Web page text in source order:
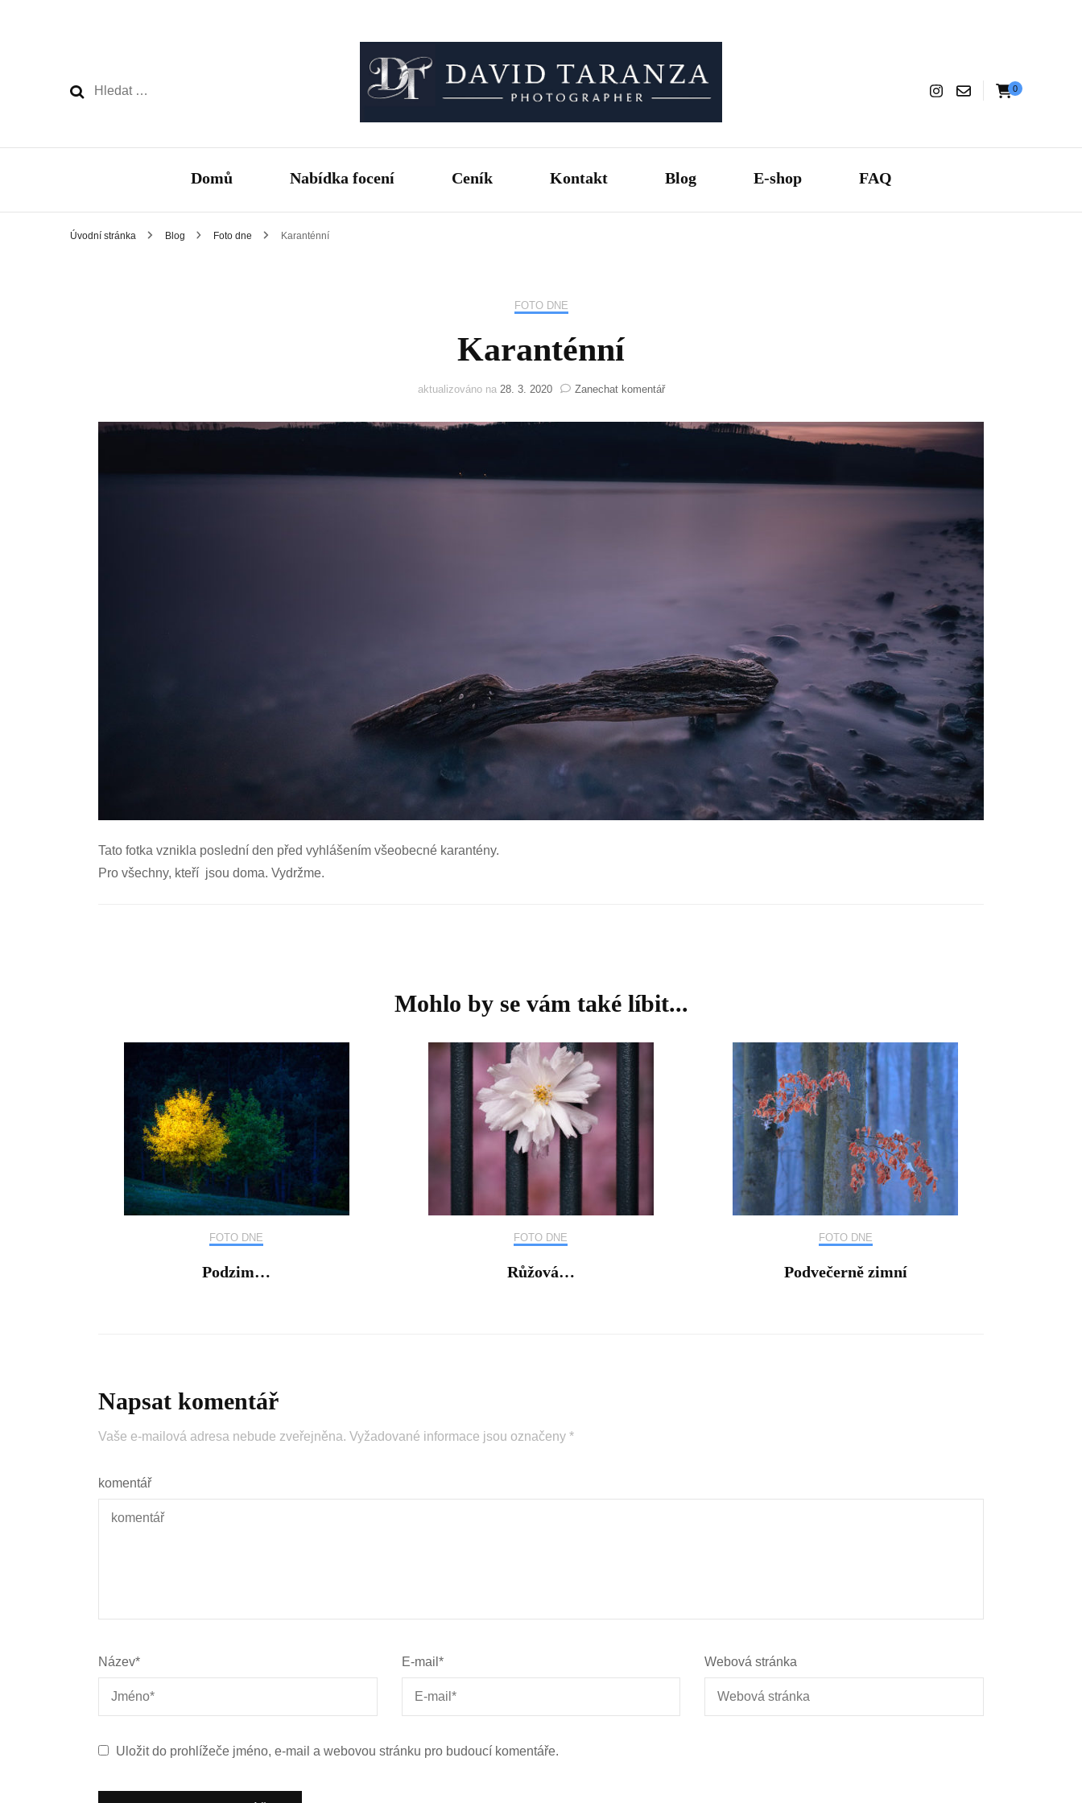
Vyhledávání
David Taranza
Fotograf pro chvíle, na kterých záleží.
0
Domů Nabídka focení Ceník Kontakt Blog E-shop FAQ
Úvodní stránka Blog Foto dne Karanténní
FOTO DNE
Karanténní
aktualizováno na 28. 3. 2020 Zanechat komentářna
Tato fotka vznikla poslední den před vyhlášením všeobecné karantény.
Pro všechny, kteří jsou doma. Vydržme.
Mohlo by se vám také líbit...
FOTO DNE
Podzim…
FOTO DNE
Růžová…
FOTO DNE
Podvečerně zimní
Napsat komentář
Vaše e-mailová adresa nebude zveřejněna. Vyžadované informace jsou označeny *
komentář
Název* E-mail * Webová stránka
Uložit do prohlížeče jméno, e-mail a webovou stránku pro budoucí komentáře.